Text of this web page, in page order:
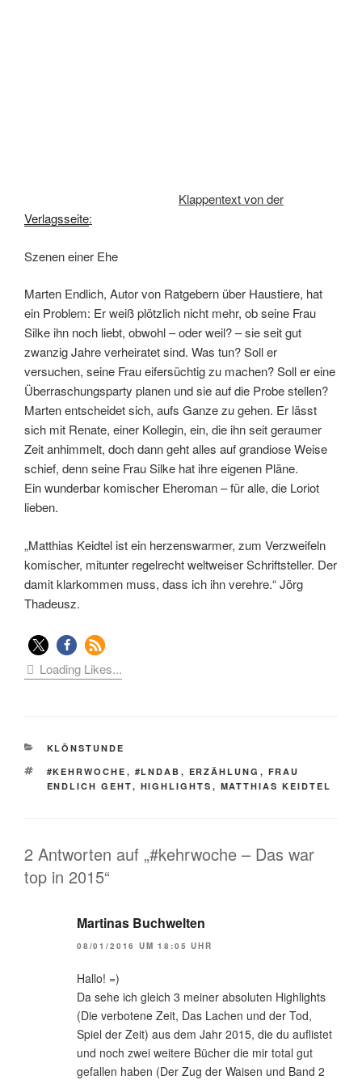
Klappentext von der
Verlagsseite:
Szenen einer Ehe
Marten Endlich, Autor von Ratgebern über Haustiere, hat
ein Problem: Er weiß plötzlich nicht mehr, ob seine Frau
Silke ihn noch liebt, obwohl – oder weil? – sie seit gut
zwanzig Jahre verheiratet sind. Was tun? Soll er
versuchen, seine Frau eifersüchtig zu machen? Soll er eine
Überraschungsparty planen und sie auf die Probe stellen?
Marten entscheidet sich, aufs Ganze zu gehen. Er lässt
sich mit Renate, einer Kollegin, ein, die ihn seit geraumer
Zeit anhimmelt, doch dann geht alles auf grandiose Weise
schief, denn seine Frau Silke hat ihre eigenen Pläne.
Ein wunderbar komischer Eheroman – für alle, die Loriot
lieben.
„Matthias Keidtel ist ein herzenswarmer, zum Verzweifeln
komischer, mitunter regelrecht weltweiser Schriftsteller. Der
damit klarkommen muss, dass ich ihn verehre.“ Jörg
Thadeusz.
Loading Likes...
KATEGORIEN
KLÖNSTUNDE
SCHLAGWÖRTER
#KEHRWOCHE , #LNDAB , ERZÄHLUNG , FRAU
ENDLICH GEHT, HIGHLIGHTS , MATTHIAS KEIDTEL
2 Antworten auf „#kehrwoche – Das war
top in 2015“
Martinas Buchwelten
08/01/2016 UM 18:05 UHR
Hallo! =)
Da sehe ich gleich 3 meiner absoluten Highlights
(Die verbotene Zeit, Das Lachen und der Tod,
Spiel der Zeit) aus dem Jahr 2015, die du auflistet
und noch zwei weitere Bücher die mir total gut
gefallen haben (Der Zug der Waisen und Band 2